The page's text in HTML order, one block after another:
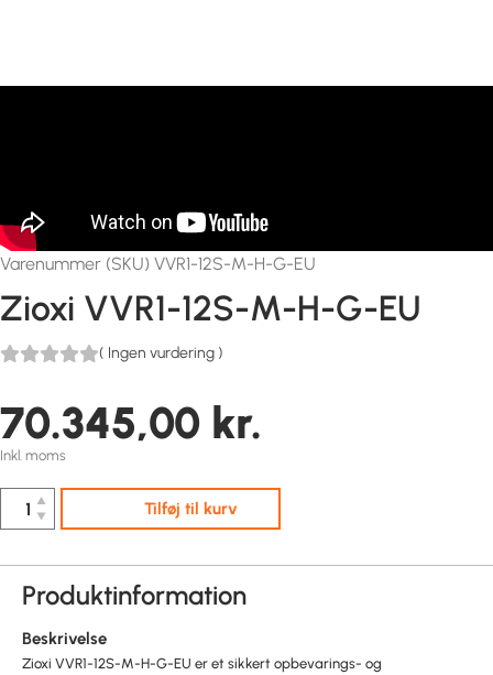
Varenummer (SKU) VVR1-12S-M-H-G-EU
Zioxi VVR1-12S-M-H-G-EU
( Ingen vurdering )
70.345,00 kr.
Inkl. moms
▲
▼
Tilføj til kurv
Produktinformation
Beskrivelse
Zioxi VVR1-12S-M-H-G-EU er et sikkert opbevarings- og